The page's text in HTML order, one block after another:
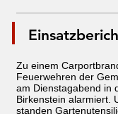
Zu einem
Feuerwehren der
am Dienstagabend in
Birkenstein alarmiert.
standen